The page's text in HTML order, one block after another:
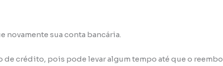
novamente sua conta bancária.
de crédito, pois pode levar algum tempo até que o